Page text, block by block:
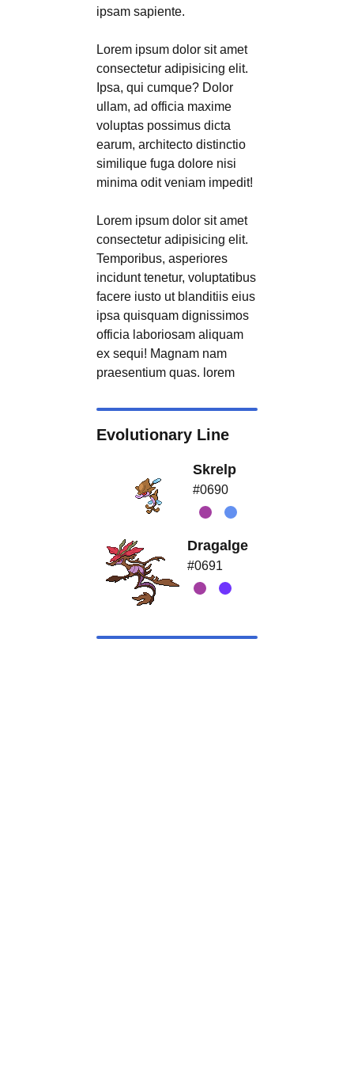
ipsam sapiente.
Lorem ipsum dolor sit amet
consectetur adipisicing elit.
Ipsa, qui cumque? Dolor
ullam, ad officia maxime
voluptas possimus dicta
earum, architecto distinctio
similique fuga dolore nisi
minima odit veniam impedit!
Lorem ipsum dolor sit amet
consectetur adipisicing elit.
Temporibus, asperiores
incidunt tenetur, voluptatibus
facere iusto ut blanditiis eius
ipsa quisquam dignissimos
officia laboriosam aliquam
ex sequi! Magnam nam
praesentium quas. lorem
Evolutionary Line
Skrelp
#0690
Dragalge
#0691